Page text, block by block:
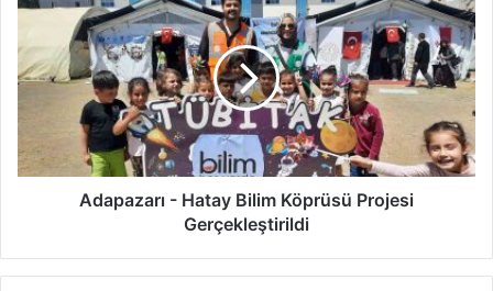
-
Bilim
Köprüsü
Gerçekleştirildi
Adapazarı - Hatay Bilim Köprüsü Projesi
Gerçekleştirildi